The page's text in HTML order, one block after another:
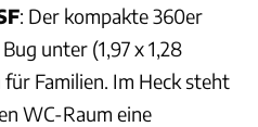
: Der kompakte 360er
unter (1,97 x 1,28
Familien. Im Heck steht
WC-Raum eine